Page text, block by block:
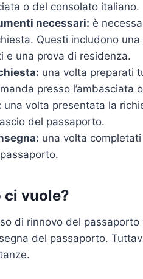
o del consolato italiano.
necessari: è
Questi includono
e una prova di residenza.
una volta preparati
presso l’ambasciata
una volta presentata la
del passaporto.
una volta
ci vuole?
di rinnovo del
del passaporto.